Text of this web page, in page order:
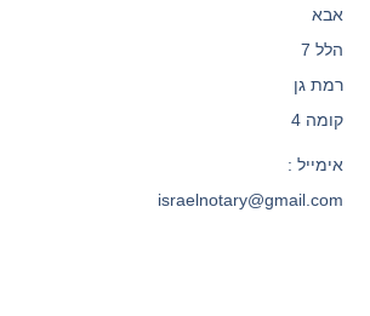
אבא
הלל 7
רמת גן
קומה 4
אימייל :
israelnotary@gmail.com